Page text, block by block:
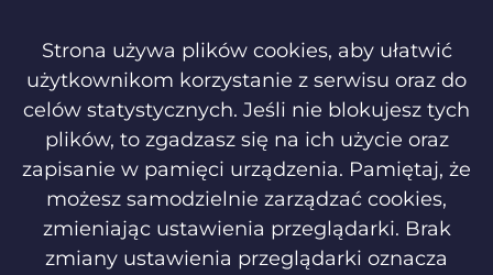
Strona używa plików cookies, aby ułatwić
użytkownikom korzystanie z serwisu oraz do
celów statystycznych. Jeśli nie blokujesz tych
plików, to zgadzasz się na ich użycie oraz
zapisanie w pamięci urządzenia. Pamiętaj, że
możesz samodzielnie zarządzać cookies,
zmieniając ustawienia przeglądarki. Brak
zmiany ustawienia przeglądarki oznacza